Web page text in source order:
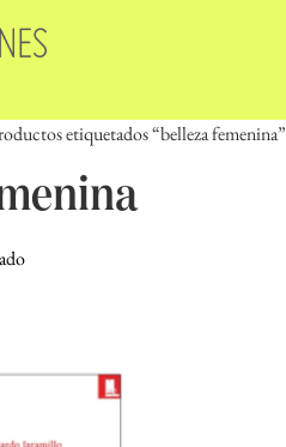
etiquetados “belleza femenina”